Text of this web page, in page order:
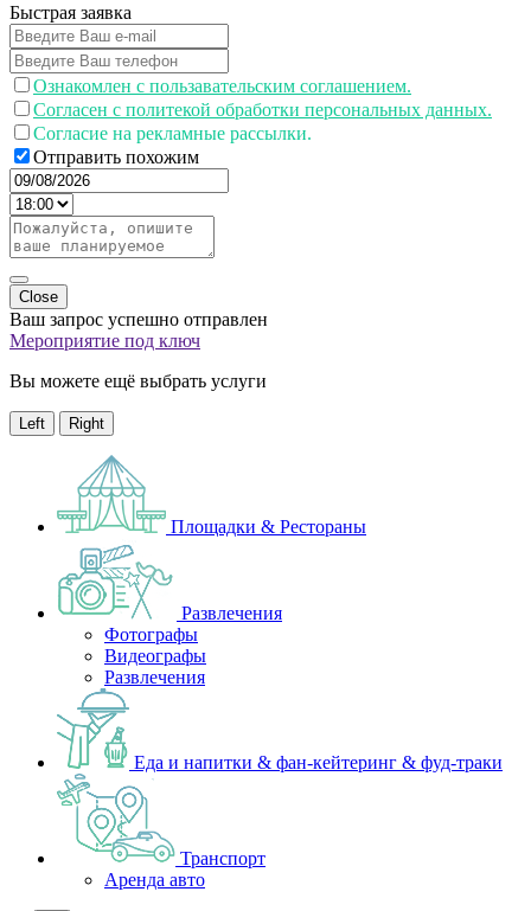
Быстрая заявка
Ознакомлен с пользавательским соглашением.
Согласен с политекой обработки персональных данных.
Согласие на рекламные рассылки.
Отправить похожим
Close
Ваш запрос успешно отправлен
Мероприятие под ключ
Вы можете ещё выбрать услуги
Left Right
Площадки & Рестораны
Развлечения
Фотографы
Видеографы
Развлечения
Еда и напитки & фан-кейтеринг & фуд-траки
Транспорт
Аренда авто